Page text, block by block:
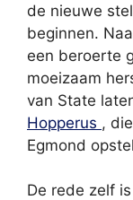
de nieuwe
beginnen.
een beroerte
moeizaam
van State
Hopperus ,
Egmond
De rede zelf